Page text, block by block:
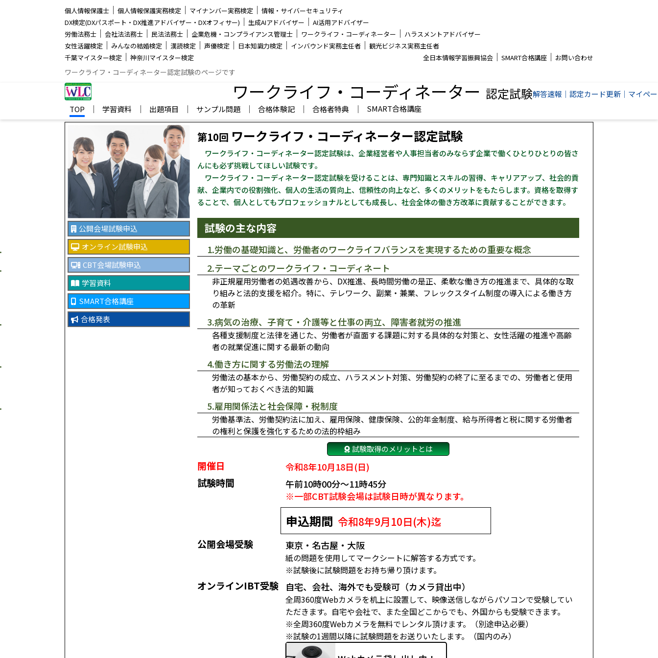
個人情報保護士 │ 個人情報保護実務検定 │ マイナンバー実務検定 │ 情報・サイバーセキュリティ
DX検定(DXパスポート・DX推進アドバイザー・DXオフィサー) │ 生成AIアドバイザー │ AI活用アドバイザー
労働法務士 │ 会社法法務士 │ 民法法務士 │ 企業危機・コンプライアンス管理士 │ ワークライフ・コーディネーター │ ハラスメントアドバイザー
女性活躍検定 │ みんなの結婚検定 │ 漢読検定 │ 声優検定 │ 日本知識力検定 │ インバウンド実務主任者 │ 観光ビジネス実務主任者
千葉マイスター検定 │ 神奈川マイスター検定 全日本情報学習振興協会 │ SMART合格講座 │ お問い合わせ
ワークライフ・コーディネーター認定試験のページです
ワークライフ・コーディネーター 認定試験解答速報 │ 認定カード更新 │ マイペ
TOP
│ 学習資料 │ 出題項目 │ サンプル問題 │ 合格体験記 │ 合格者特典 │ SMART合格講座
公開会場試験申込
オンライン試験申込
CBT会場試験申込
学習資料
SMART合格講座
合格発表
第10回 ワークライフ・コーディネーター認定試験
ワークライフ・コーディネーター認定試験は、企業経営者や人事担当者のみならず企業で働くひとりひとりの皆さ
んにも必ず挑戦してほしい試験です。
ワークライフ・コーディネーター認定試験を受けることは、専門知識とスキルの習得、キャリアアップ、社会的貢
献、企業内での役割強化、個人の生活の質向上、信頼性の向上など、多くのメリットをもたらします。資格を取得す
ることで、個人としてもプロフェッショナルとしても成長し、社会全体の働き方改革に貢献することができます。
試験の主な内容
1.労働の基礎知識と、労働者のワークライフバランスを実現するための重要な概念
2.テーマごとのワークライフ・コーディネート
非正規雇用労働者の処遇改善から、DX推進、長時間労働の是正、柔軟な働き方の推進まで、具体的な取
り組みと法的支援を紹介。特に、テレワーク、副業・兼業、フレックスタイム制度の導入による働き方
の革新
3.病気の治療、子育て・介護等と仕事の両立、障害者就労の推進
各種支援制度と法律を通じた、労働者が直面する課題に対する具体的な対策と、女性活躍の推進や高齢
者の就業促進に関する最新の動向
4.働き方に関する労働法の理解
労働法の基本から、労働契約の成立、ハラスメント対策、労働契約の終了に至るまでの、労働者と使用
者が知っておくべき法的知識
5.雇用関係法と社会保障・税制度
労働基準法、労働契約法に加え、雇用保険、健康保険、公的年金制度、給与所得者と税に関する労働者
の権利と保護を強化するための法的枠組み
試験取得のメリットとは
開催日 令和8年10月18日(日)
試験時間
午前10時00分～11時45分
※一部CBT試験会場は試験日時が異なります。
申込期間 令和8年9月10日(木)迄
公開会場受験 東京・名古屋・大阪
紙の問題を使用してマークシートに解答する方式です。
※試験後に試験問題をお持ち帰り頂けます。
オンラインIBT受験 自宅、会社、海外でも受験可（カメラ貸出中）
全周360度Webカメラを机上に設置して、映像送信しながらパソコンで受験してい
ただきます。自宅や会社で、また全国どこからでも、外国からも受験できます。
※全周360度Webカメラを無料でレンタル頂けます。（別途申込必要）
※試験の1週間以降に試験問題をお送りいたします。（国内のみ）